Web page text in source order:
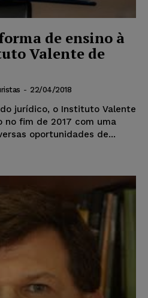
de ensino à
Valente de
- 22/04/2018
jurídico, o Instituto Valente
no fim de 2017 com uma
oportunidades de...